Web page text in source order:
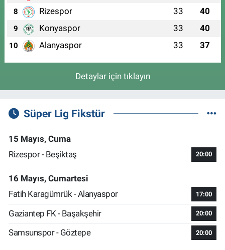
8 Rizespor 33 40
9 Konyaspor 33 40
10 Alanyaspor 33 37
Detaylar için tıklayın
Süper Lig Fikstür
15 Mayıs, Cuma
Rizespor - Beşiktaş
20:00
16 Mayıs, Cumartesi
Fatih Karagümrük - Alanyaspor
17:00
Gaziantep FK - Başakşehir 20:00
Samsunspor - Göztepe 20:00